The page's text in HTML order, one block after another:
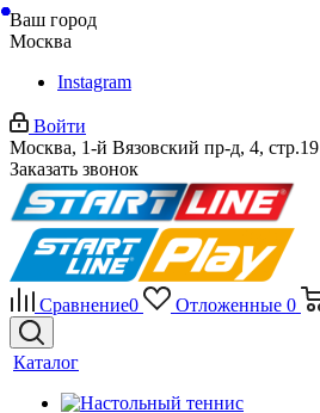
Ваш город
Москва
Instagram
Войти
Москва, 1-й Вязовский пр-д, 4, стр.19
Заказать звонок
Сравнение0 Отложенные 0
Каталог